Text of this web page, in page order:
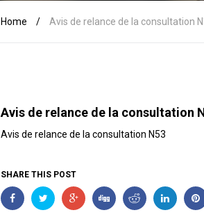
Home / Avis de relance de la consultation
Avis de relance de la consultation
Avis de relance de la consultation N53
SHARE THIS POST